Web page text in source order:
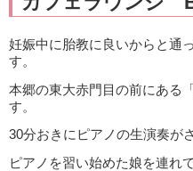
妊娠中に胎教に良いからと通
す。
本郷の東大赤門目の前にあ
す。
30分おきにピアノの生演奏が
ピアノを習い始めた娘を連れ